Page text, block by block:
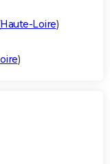
Haute-Loire)
)